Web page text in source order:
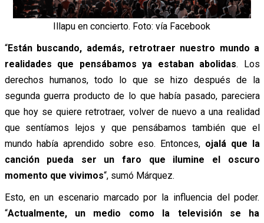
Illapu en concierto. Foto: vía Facebook
“Están buscando, además, retrotraer nuestro mundo a
realidades que pensábamos ya estaban abolidas. Los
derechos humanos, todo lo que se hizo después de la
segunda guerra producto de lo que había pasado, pareciera
que hoy se quiere retrotraer, volver de nuevo a una realidad
que sentíamos lejos y que pensábamos también que el
mundo había aprendido sobre eso. Entonces, ojalá que la
canción pueda ser un faro que ilumine el oscuro
momento que vivimos“, sumó Márquez.
Esto, en un escenario marcado por la influencia del poder.
“Actualmente, un medio como la televisión se ha